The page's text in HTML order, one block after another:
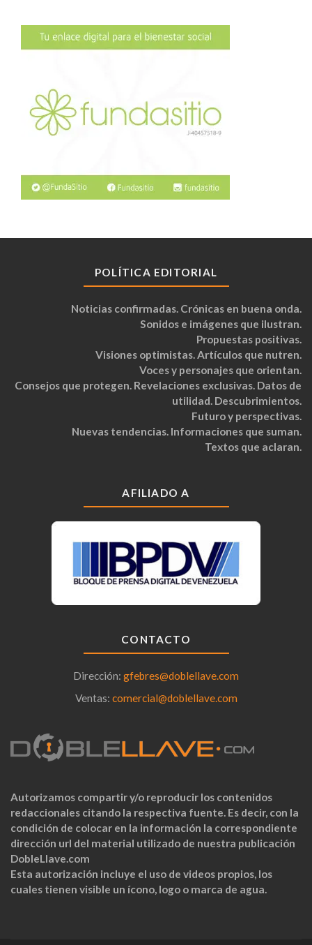
POLÍTICA EDITORIAL
Noticias confirmadas. Crónicas en buena onda.
Sonidos e imágenes que ilustran.
Propuestas positivas.
Visiones optimistas. Artículos que nutren.
Voces y personajes que orientan.
Consejos que protegen. Revelaciones exclusivas. Datos de
utilidad. Descubrimientos.
Futuro y perspectivas.
Nuevas tendencias. Informaciones que suman.
Textos que aclaran.
AFILIADO A
CONTACTO
Dirección: gfebres@doblellave.com
Ventas: comercial@doblellave.com
Autorizamos compartir y/o reproducir los contenidos
redaccionales citando la respectiva fuente. Es decir, con la
condición de colocar en la información la correspondiente
dirección url del material utilizado de nuestra publicación
DobleLlave.com
Esta autorización incluye el uso de videos propios, los
cuales tienen visible un ícono, logo o marca de agua.